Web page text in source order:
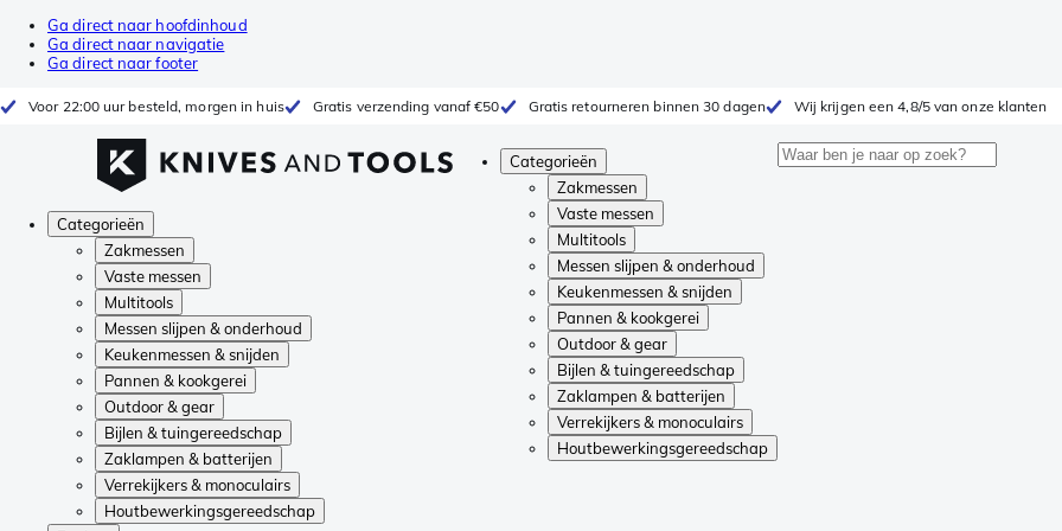
Ga direct naar hoofdinhoud
Ga direct naar navigatie
Ga direct naar footer
Voor 22:00 uur besteld, morgen in huis Gratis verzending vanaf €50 Gratis retourneren binnen 30 dagen Wij krijgen een 4,8/5 van onze klanten
Categorieën
Zakmessen
Vaste messen
Multitools
Messen slijpen & onderhoud
Keukenmessen & snijden
Pannen & kookgerei
Outdoor & gear
Bijlen & tuingereedschap
Zaklampen & batterijen
Verrekijkers & monoculairs
Houtbewerkingsgereedschap
Categorieën
Zakmessen
Vaste messen
Multitools
Messen slijpen & onderhoud
Keukenmessen & snijden
Pannen & kookgerei
Outdoor & gear
Bijlen & tuingereedschap
Zaklampen & batterijen
Verrekijkers & monoculairs
Houtbewerkingsgereedschap